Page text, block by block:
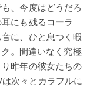
、今度はどうだろ
にも残るコーラ
に、ひと息つく暇
。間違いなく究極
昨年の彼女たちの
次々とカラフルに